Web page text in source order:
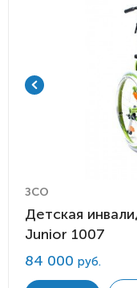
ЗСО
Детская
Junior 1007
84 000 руб.